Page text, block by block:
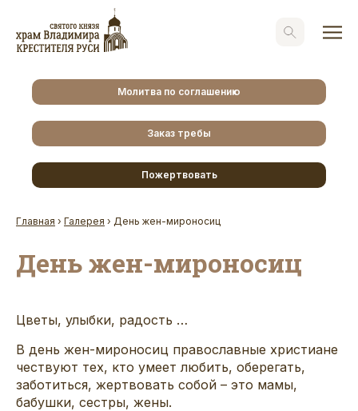
Молитва по соглашению
Заказ требы
Пожертвовать
Главная › Галерея › День жен-мироносиц
День жен-мироносиц
Цветы, улыбки, радость …
В день жен-мироносиц православные христиане
чествуют тех, кто умеет любить, оберегать,
заботиться, жертвовать собой – это мамы,
бабушки, сестры, жены.